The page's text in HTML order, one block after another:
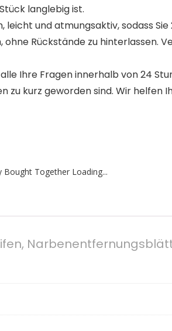
langlebig ist.
und atmungsaktiv, sodass
Rückstände zu hinterlassen.
alle Ihre Fragen innerhalb von 24
kurz geworden sind. Wir helfen
Bought Together Loading...